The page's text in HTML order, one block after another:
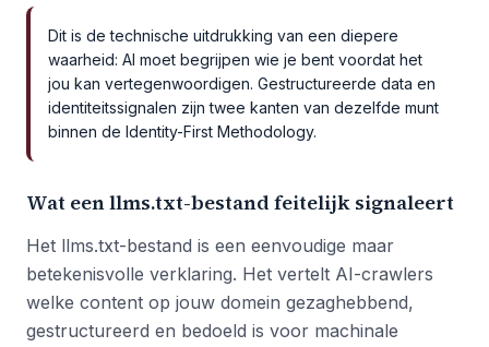
Dit is de technische uitdrukking van een diepere
waarheid: AI moet begrijpen wie je bent voordat het
jou kan vertegenwoordigen. Gestructureerde data en
identiteitssignalen zijn twee kanten van dezelfde munt
binnen de Identity-First Methodology.
Wat een llms.txt-bestand feitelijk signaleert
Het llms.txt-bestand is een eenvoudige maar
betekenisvolle verklaring. Het vertelt AI-crawlers
welke content op jouw domein gezaghebbend,
gestructureerd en bedoeld is voor machinale